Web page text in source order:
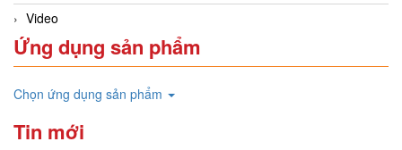
Video
Ứng dụng sản phẩm
Chọn ứng dụng sản phẩm
Tin mới